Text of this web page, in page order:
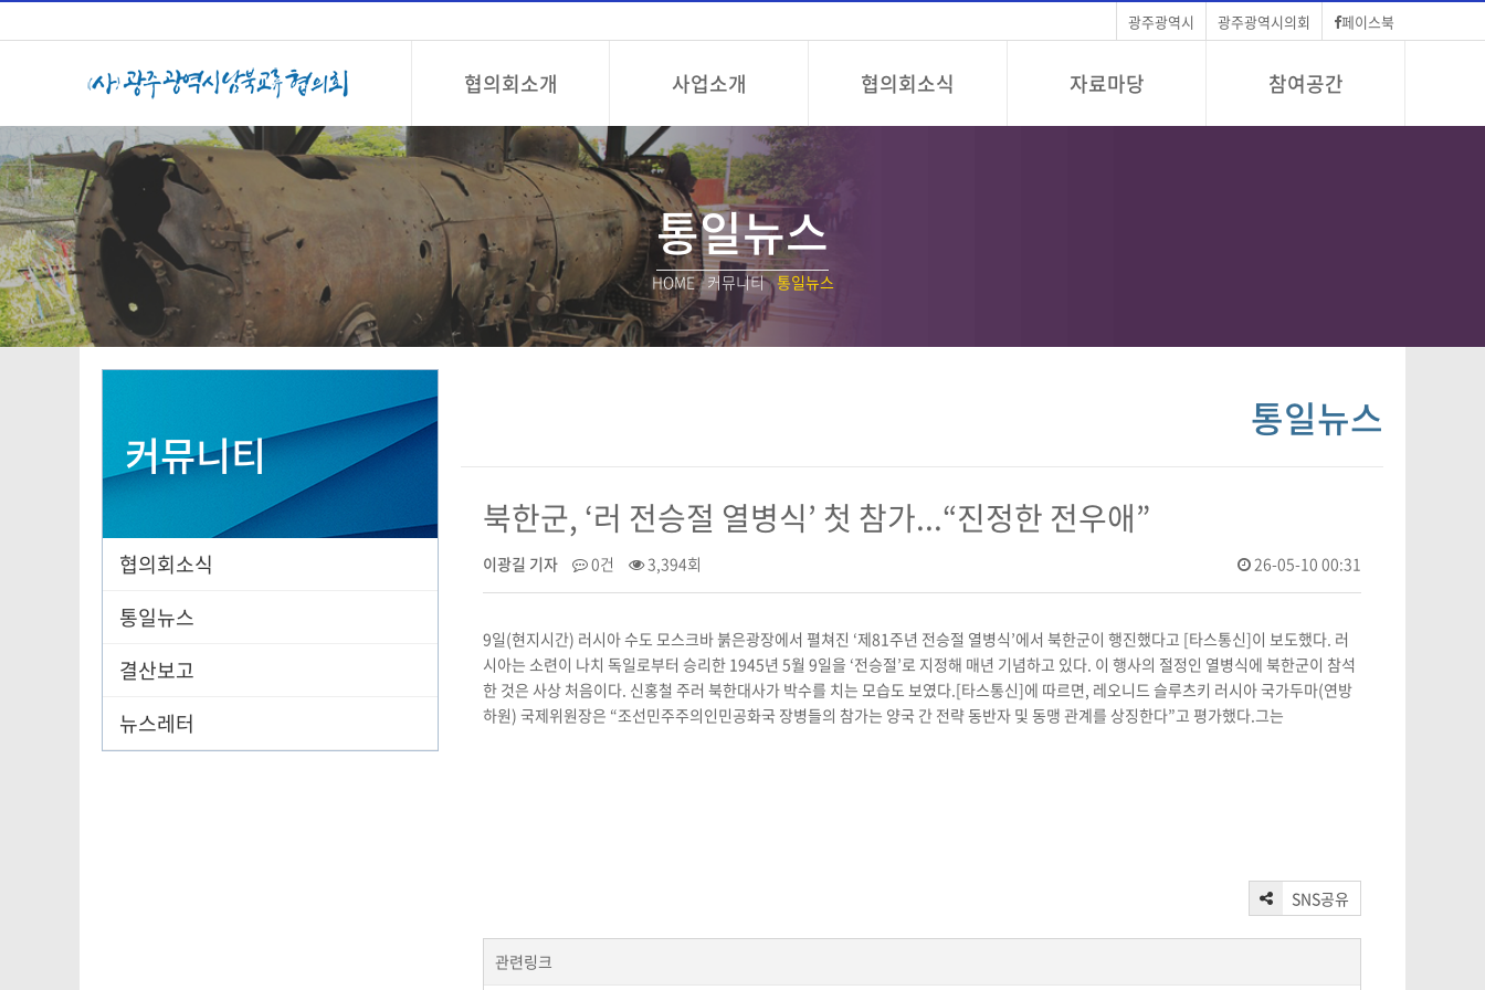
페이스북
광주광역시의회
광주광역시
협의회소개 사업소개 협의회소식 자료마당 참여공간
통일뉴스
HOME/커뮤니티/통일뉴스
통일뉴스
북한군, ‘러 전승절 열병식’ 첫 참가...“진정한 전우애”
이광길 기자 0건 3,394회 26-05-10 00:31
9일(현지시간) 러시아 수도 모스크바 붉은광장에서 펼쳐진 ‘제81주년 전승절 열병식’에서 북한군이 행진했다고 [타스통신]이 보도했다. 러
시아는 소련이 나치 독일로부터 승리한 1945년 5월 9일을 ‘전승절’로 지정해 매년 기념하고 있다. 이 행사의 절정인 열병식에 북한군이 참석
한 것은 사상 처음이다. 신홍철 주러 북한대사가 박수를 치는 모습도 보였다.[타스통신]에 따르면, 레오니드 슬루츠키 러시아 국가두마(연방
하원) 국제위원장은 “조선민주주의인민공화국 장병들의 참가는 양국 간 전략 동반자 및 동맹 관계를 상징한다”고 평가했다.그는
SNS공유
관련링크
커뮤니티
협의회소식
통일뉴스
결산보고
뉴스레터